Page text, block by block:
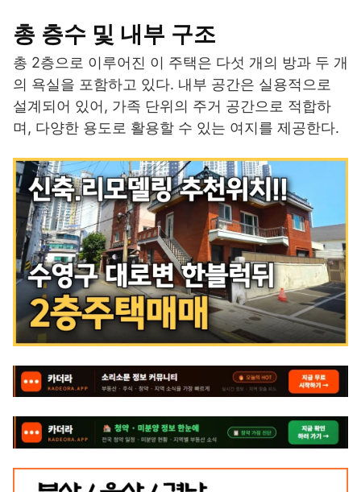
총 층수 및 내부 구조
총 2층으로 이루어진 이 주택은 다섯 개의 방과 두 개
의 욕실을 포함하고 있다. 내부 공간은 실용적으로
설계되어 있어, 가족 단위의 주거 공간으로 적합하
며, 다양한 용도로 활용할 수 있는 여지를 제공한다.